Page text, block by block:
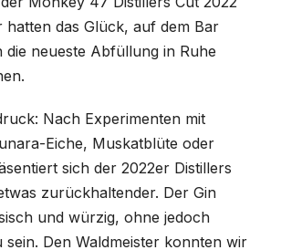
hatten das Glück, auf dem Bar
die neueste Abfüllung in Ruhe
Nach Experimenten mit
Eiche, Muskatblüte oder
sich der 2022er Distillers
zurückhaltender. Der Gin
und würzig, ohne jedoch
Den Waldmeister konnten wir